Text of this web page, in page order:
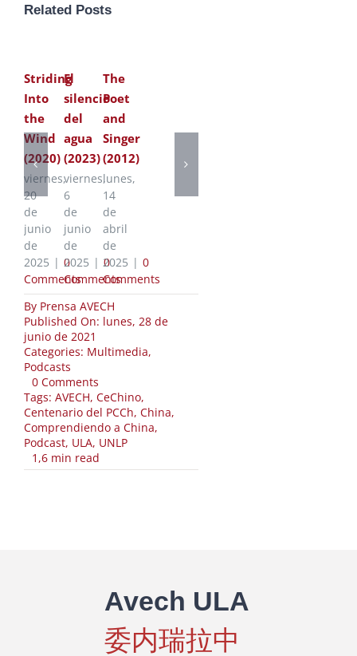
Related Posts
Striding
Into
the
Wind
(2020)
viernes,
20
de
junio
de
2025 | 0
Comments
El
silencio
del
agua
(2023)
viernes,
6
de
junio
de
2025 | 0
Comments
The
Poet
and
Singer
(2012)
lunes,
14
de
abril
de
2025 | 0
Comments
By Prensa AVECH
Published On: lunes, 28 de
junio de 2021
Categories: Multimedia,
Podcasts
0 Commentson
El
Centenario
del
Partido
Comunista
de
Tags: AVECH, CeChino,
Centenario del PCCh, China,
Comprendiendo a China,
Podcast, ULA, UNLP
1,6 min read
Avech ULA
委内瑞拉中